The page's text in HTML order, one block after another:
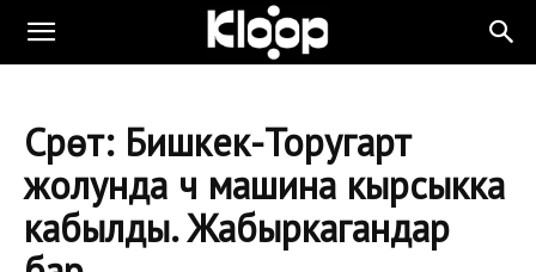
Сүрөт: Бишкек-Торугарт
жолунда үч машина кырсыкка
кабылды. Жабыркагандар